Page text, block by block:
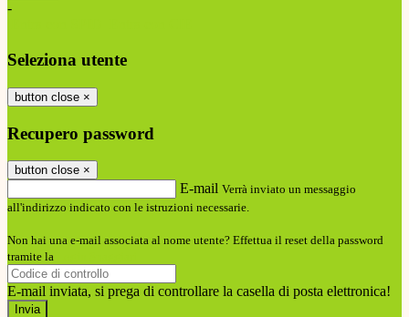
-
Seleziona utente
button close ×
Recupero password
button close ×
E-mail Verrà inviato un messaggio
all'indirizzo indicato con le istruzioni necessarie.
Non hai una e-mail associata al nome utente? Effettua il reset della password
tramite la
E-mail inviata, si prega di controllare la casella di posta elettronica!